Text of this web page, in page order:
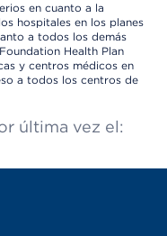
en cuanto a la
hospitales en los planes
a todos los demás
Health Plan
y centros médicos en
a todos los centros de
última vez el: